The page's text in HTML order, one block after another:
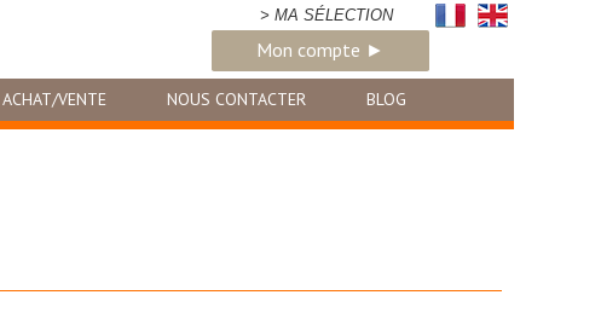
> MA SÉLECTION
Mon compte ►
ACHAT/VENTE NOUS CONTACTER BLOG